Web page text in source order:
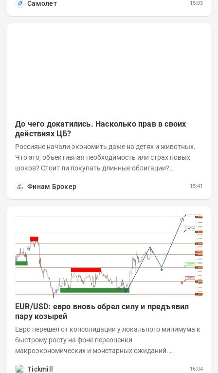
Самолет
15:03
До чего докатились. Насколько прав в своих
действиях ЦБ?
Россияне начали экономить даже на детях и животных.
Что это, объективная необходимость или страх новых
шоков? Стоит ли покупать длинные облигации?
Финам Брокер
15:41
EUR/USD: евро вновь обрел силу и предъявил
пару козырей
Евро перешел от консолидации у локального минимума к
быстрому росту на фоне переоценки
макроэкономических и монетарных ожиданий.
Tickmill 16:04